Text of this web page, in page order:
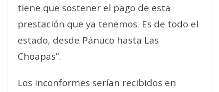
tiene que sostener el pago de esta
prestación que ya tenemos. Es de todo el
estado, desde Pánuco hasta Las
Choapas”.
Los inconformes serían recibidos en